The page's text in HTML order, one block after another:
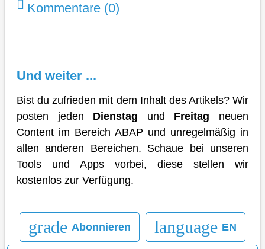
Kommentare (0)
Und weiter ...
Bist du zufrieden mit dem Inhalt des Artikels? Wir
posten jeden Dienstag und Freitag neuen
Content im Bereich ABAP und unregelmäßig in
allen anderen Bereichen. Schaue bei unseren
Tools und Apps vorbei, diese stellen wir
kostenlos zur Verfügung.
grade Abonnieren language EN